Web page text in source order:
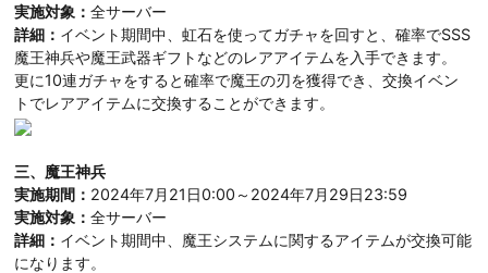
実施対象：全サーバー
詳細： イベント期間中、虹石を使ってガチャを回すと、確率でSSS
魔王神兵や魔王武器ギフトなどのレアアイテムを入手できます。
更に10連ガチャをすると確率で魔王の刃を獲得でき、交換イベン
トでレアアイテムに交換することができます。
三、魔王神兵
実施期間： 2024年7月21日0:00～2024年7月29日23:59
実施対象：全サーバー
詳細： イベント期間中、魔王システムに関するアイテムが交換可能
になります。